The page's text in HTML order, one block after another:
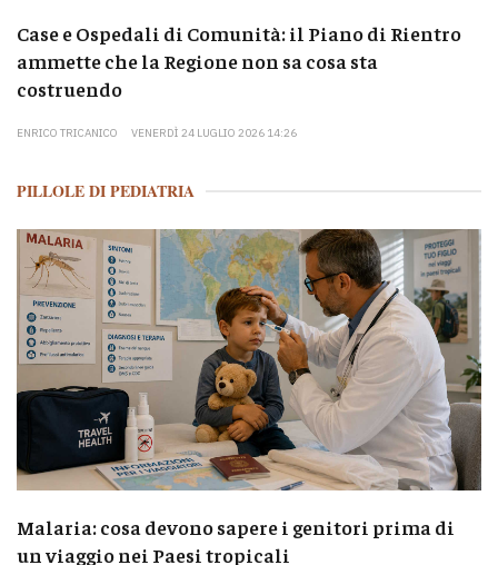
Case e Ospedali di Comunità: il Piano di Rientro
ammette che la Regione non sa cosa sta
costruendo
ENRICO TRICANICO VENERDÌ 24 LUGLIO 2026 14:26
PILLOLE DI PEDIATRIA
Malaria: cosa devono sapere i genitori prima di
un viaggio nei Paesi tropicali